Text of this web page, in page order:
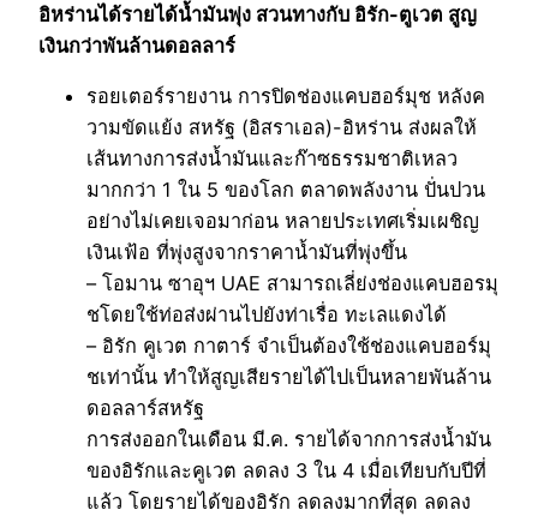
อิหร่านได้รายได้น้ำมันพุ่ง สวนทางกับ อิรัก-ตูเวต สูญ
เงินกว่าพันล้านดอลลาร์
รอยเตอร์รายงาน การปิดช่องแคบฮอร์มุช หลังค
วามขัดแย้ง สหรัฐ (อิสราเอล)-อิหร่าน ส่งผลให้
เส้นทางการส่งน้ำมันและก๊าซธรรมชาติเหลว
มากกว่า 1 ใน 5 ของโลก ตลาดพลังงาน ปั่นปวน
อย่างไม่เคยเจอมาก่อน หลายประเทศเริ่มเผชิญ
เงินเฟ้อ ที่พุ่งสูงจากราคาน้ำมันที่พุ่งขึ้น
– โอมาน ซาอุฯ UAE สามารถเลี่ย่งช่องแคบฮอรมุ
ชโดยใช้ท่อส่งผ่านไปยังท่าเรื่อ ทะเลแดงได้
– อิรัก คูเวต กาตาร์ จำเป็นต้องใช้ช่องแคบฮอร์มุ
ชเท่านั้น ทำให้สูญเสียรายได้ไปเป็นหลายพันล้าน
ดอลลาร์สหรัฐ
การส่งออกในเดือน มี.ค. รายได้จากการส่งน้ำมัน
ของอิรักและคูเวต ลดลง 3 ใน 4 เมื่อเทียบกับปีที่
แล้ว โดยรายได้ของอิรัก ลดลงมากที่สุด ลดลง